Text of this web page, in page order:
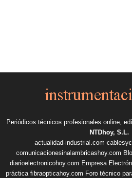
Periódicos técnicos profesionales online,
NTDhoy, S.L.
actualidad-industrial.com
comunicacionesinalambricashoy.com
diarioelectronicohoy.com Empresa
práctica fibraopticahoy.com Foro técnico